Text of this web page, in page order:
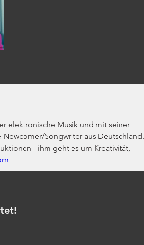
elektronische Musik und mit seiner
Songwriter aus Deutschland.
- ihm geht es um Kreativität,